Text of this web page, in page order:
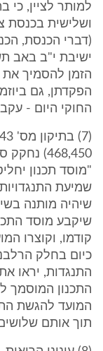
למותר לציין, כי
ושלישית בכנסת
הזמן להסמיך את
הפקדתן, גם
החוקי היום -
"מוסד תכנון
שמיעת
שיהיה מותנה
כיום בחלק
התנגדות, יראו
התכנון המוסמך
המועד להגשת
תוך אותם